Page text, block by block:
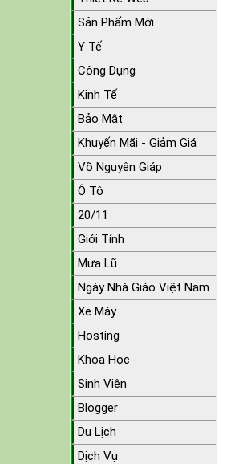
Sản Phẩm Mới
Y Tế
Công Dụng
Kinh Tế
Bảo Mật
Khuyến Mãi - Giảm Giá
Võ Nguyên Giáp
Ô Tô
20/11
Giới Tính
Mưa Lũ
Ngày Nhà Giáo Việt Nam
Xe Máy
Hosting
Khoa Học
Sinh Viên
Blogger
Du Lịch
Dịch Vụ